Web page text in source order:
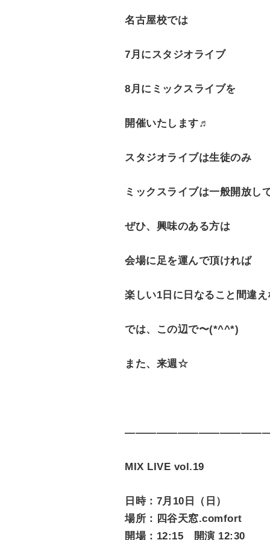
名古屋校では
7月にスタジオライブ
8月にミックスライブを
開催いたします♬
スタジオライブは生徒のみ
ミックスライブは一般開放し
ぜひ、興味のある方は
会場に足を運んで頂ければ
楽しい1日に日なること間違え
では、この辺で〜(*^^*)
また、来週☆
MIX LIVE vol.19
日時：7月10日（日）
場所：四谷天窓.comfort
開場：12:15 開演 12:30